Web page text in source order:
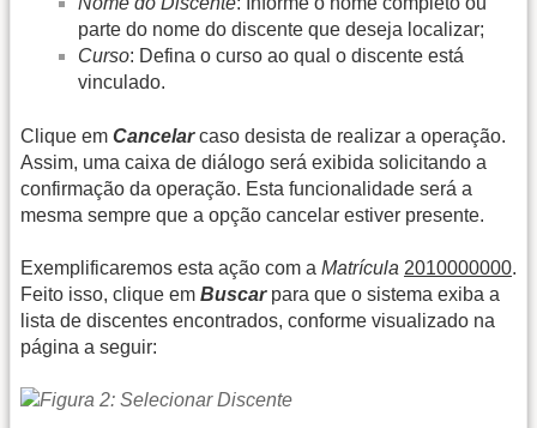
parte do nome do discente que deseja localizar;
Curso: Defina o curso ao qual o discente está
vinculado.
Clique em Cancelarcaso desista de realizar a operação.
Assim, uma caixa de diálogo será exibida solicitando a
confirmação da operação. Esta funcionalidade será a
mesma sempre que a opção cancelar estiver presente.
Exemplificaremos esta ação com a Matrícula 2010000000.
Feito isso, clique em Buscarpara que o sistema exiba a
lista de discentes encontrados, conforme visualizado na
página a seguir: